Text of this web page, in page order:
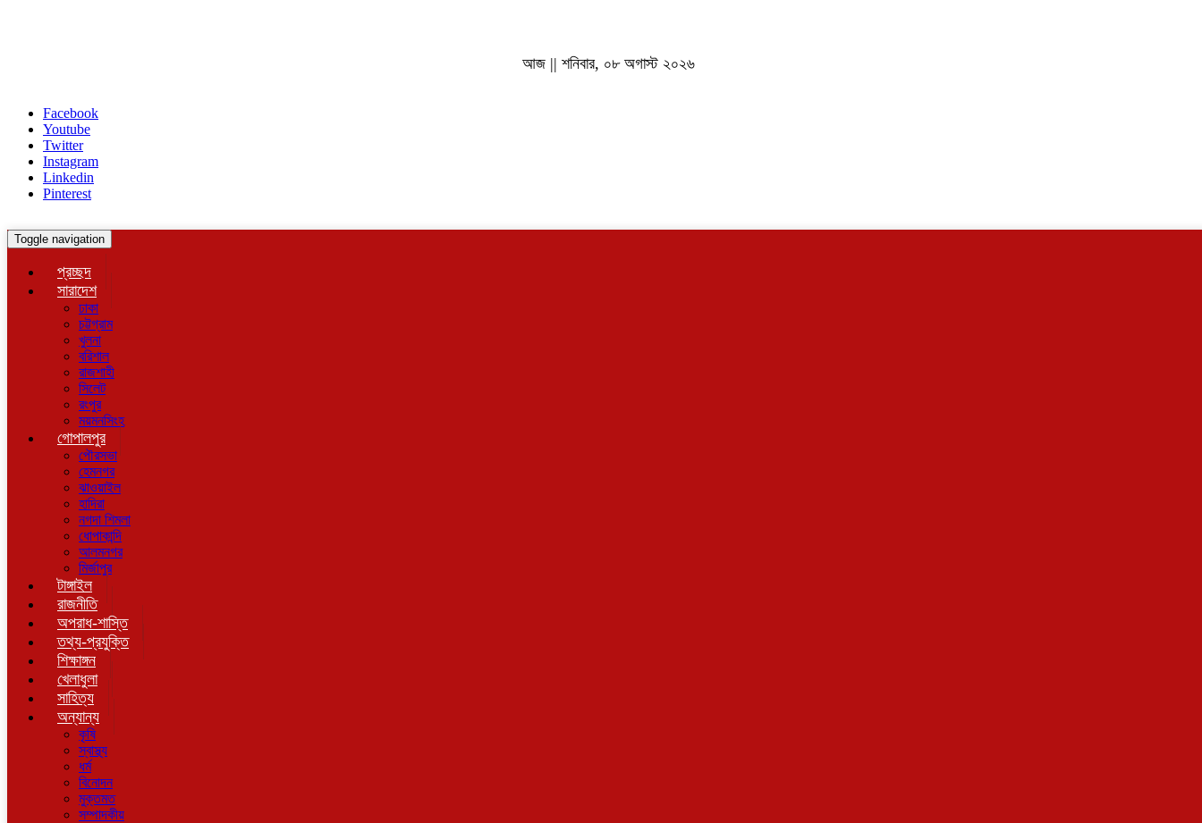
আজ || শনিবার, ০৮ অগাস্ট ২০২৬
Facebook
Youtube
Twitter
Instagram
Linkedin
Pinterest
Toggle navigation
প্রচ্ছদ
সারাদেশ
ঢাকা
চট্টগ্রাম
খুলনা
বরিশাল
রাজশাহী
সিলেট
রংপুর
ময়মনসিংহ
গোপালপুর
পৌরসভা
হেমনগর
ঝাওয়াইল
হাদিরা
নগদা শিমলা
ধোপাকান্দি
আলমনগর
মির্জাপুর
টাঙ্গাইল
রাজনীতি
অপরাধ-শাস্তি
তথ্য-প্রযুক্তি
শিক্ষাঙ্গন
খেলাধুলা
সাহিত্য
অন্যান্য
কৃষি
স্বাস্থ্য
ধর্ম
বিনোদন
মুক্তমত
সম্পাদকীয়